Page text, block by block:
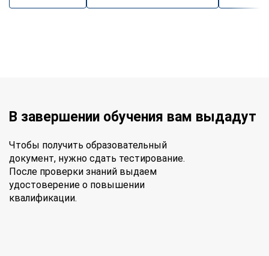
В завершении обучения вам выдадут
Чтобы получить образовательный
документ, нужно сдать тестирование.
После проверки знаний выдаем
удостоверение о повышении
квалификации.